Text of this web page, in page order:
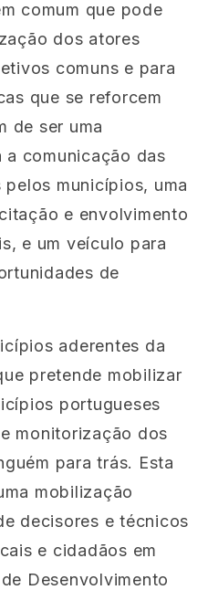
comum que pode
dos atores
comuns e para
que se reforcem
de ser uma
comunicação das
municípios, uma
e envolvimento
e um veículo para
de
aderentes da
pretende mobilizar
portugueses
monitorização dos
para trás. Esta
mobilização
decisores e técnicos
e cidadãos em
Desenvolvimento